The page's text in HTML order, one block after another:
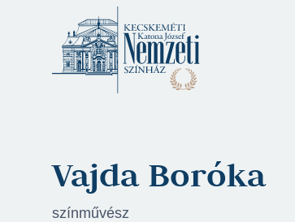
Vajda Boróka
színművész